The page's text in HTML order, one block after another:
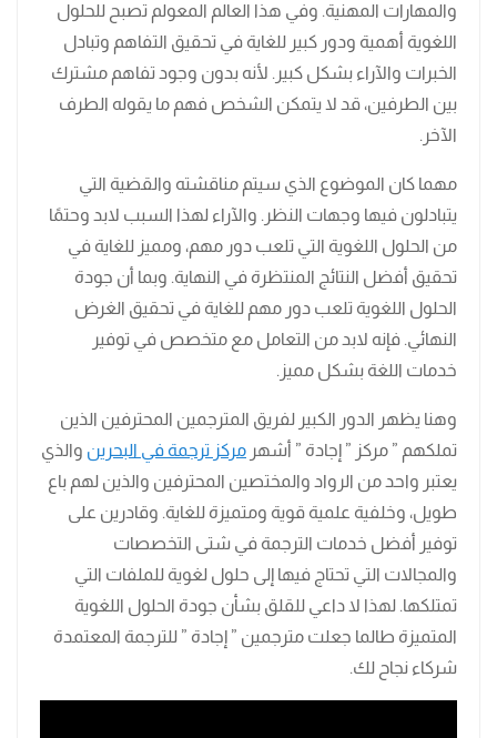
والمهارات المهنية. وفي هذا العالم المعولم تصبح للحلول
اللغوية أهمية ودور كبير للغاية في تحقيق التفاهم وتبادل
الخبرات والآراء بشكل كبير. لأنه بدون وجود تفاهم مشترك
بين الطرفين، قد لا يتمكن الشخص فهم ما يقوله الطرف
الآخر.
مهما كان الموضوع الذي سيتم مناقشته والقضية التي
يتبادلون فيها وجهات النظر. والآراء لهذا السبب لابد وحتمًا
من الحلول اللغوية التي تلعب دور مهم، ومميز للغاية في
تحقيق أفضل النتائج المنتظرة في النهاية. وبما أن جودة
الحلول اللغوية تلعب دور مهم للغاية في تحقيق الغرض
النهائي. فإنه لابد من التعامل مع متخصص في توفير
خدمات اللغة بشكل مميز.
وهنا يظهر الدور الكبير لفريق المترجمين المحترفين الذين
تملكهم ” مركز ” إجادة ” أشهر مركز ترجمة في البحرين والذي
يعتبر واحد من الرواد والمختصين المحترفين والذين لهم باع
طويل، وخلفية علمية قوية ومتميزة للغاية. وقادرين على
توفير أفضل خدمات الترجمة في شتى التخصصات
والمجالات التي تحتاج فيها إلى حلول لغوية للملفات التي
تمتلكها. لهذا لا داعي للقلق بشأن جودة الحلول اللغوية
المتميزة طالما جعلت مترجمين ” إجادة ” للترجمة المعتمدة
شركاء نجاح لك.